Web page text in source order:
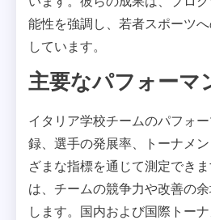
能性を強調し、若者スポーツ
しています。
主要なパフォーマ
イタリア学校チームのパフォ
録、選手の発展率、トーナメ
ざまな指標を通じて測定でき
は、チームの競争力や改善の
します。国内および国際トー